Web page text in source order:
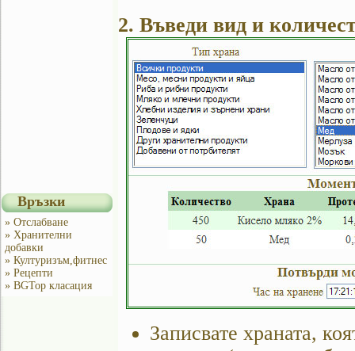
Връзки
» Отслабване
» Хранителни
добавки
» Културизъм,фитнес
» Рецепти
» BGTop класация
2. Въведи вид и
Записвате храната,